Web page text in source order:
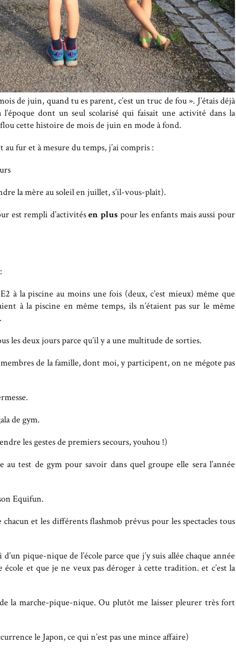
de juin, quand tu es parent, c’est un truc de fou ». J’étais déjà
l’époque dont un seul scolarisé qui faisait une activité dans la
flou cette histoire de mois de juin en mode à fond.
fur et à mesure du temps, j’ai compris :
la mère au soleil en juillet, s’il-vous-plaît).
est rempli d’activitésen plus pour les enfants mais aussi pour
à la piscine au moins une fois (deux, c’est mieux) même que
à la piscine en même temps, ils n’étaient pas sur le même
les deux jours parce qu’il y a une multitude de sorties.
de la famille, dont moi, y participent, on ne mégote pas
de gym.
les gestes de premiers secours, youhou !)
au test de gym pour savoir dans quel groupe elle sera l’année
Equifun.
et les différents flashmob prévus pour les spectacles tous
pique-nique de l’école parce que j’y suis allée chaque année
et que je ne veux pas déroger à cette tradition. et c’est la
la marche-pique-nique. Ou plutôt me laisser pleurer très fort
le Japon, ce qui n’est pas une mince affaire)